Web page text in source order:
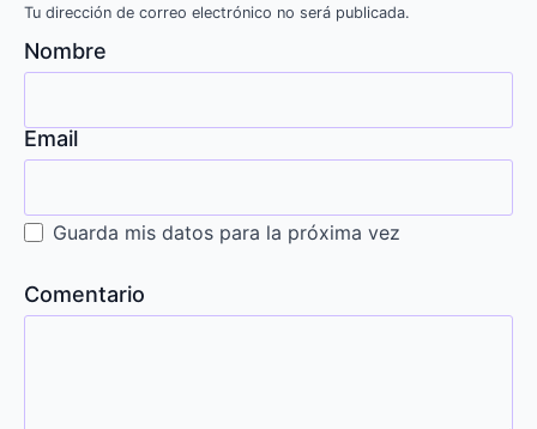
Tu dirección de correo electrónico no será publicada.
Nombre
Email
Guarda mis datos para la próxima vez
Comentario